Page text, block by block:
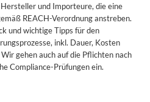
und Importeure, die eine
REACH-Verordnung anstreben.
und wichtige Tipps für den
inkl. Dauer, Kosten
gehen auch auf die Pflichten nach
Compliance-Prüfungen ein.